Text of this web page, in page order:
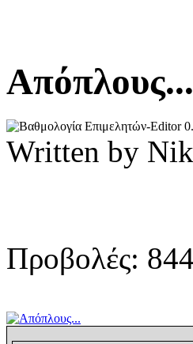
Απόπλους...
Written by
Προβολές: